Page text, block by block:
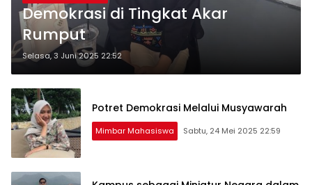
Demokrasi di Tingkat Akar
Rumput
Selasa, 3 Juni 2025 22:52
Potret Demokrasi Melalui Musyawarah
Mimbar Mahasiswa Sabtu, 24 Mei 2025 22:59